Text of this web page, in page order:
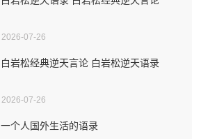
2026-07-26
白岩松经典逆天言论 白岩松逆天语录
2026-07-26
一个人国外生活的语录